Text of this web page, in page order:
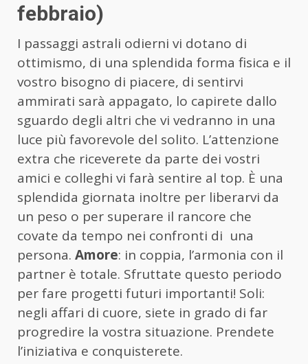
febbraio)
I passaggi astrali odierni vi dotano di
ottimismo, di una splendida forma fisica e il
vostro bisogno di piacere, di sentirvi
ammirati sarà appagato, lo capirete dallo
sguardo degli altri che vi vedranno in una
luce più favorevole del solito. L’attenzione
extra che riceverete da parte dei vostri
amici e colleghi vi farà sentire al top. È una
splendida giornata inoltre per liberarvi da
un peso o per superare il rancore che
covate da tempo nei confronti di una
persona. Amore: in coppia, l’armonia con il
partner è totale. Sfruttate questo periodo
per fare progetti futuri importanti! Soli:
negli affari di cuore, siete in grado di far
progredire la vostra situazione. Prendete
l’iniziativa e conquisterete.